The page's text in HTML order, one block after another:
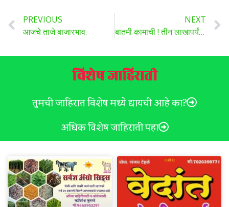
PREVIOUS
आजचे ताजे बाजारभाव.
NEXT
बातमी कामाची ! तीन लाखापर्यंतचे कर्ज आता फक्त चार टक्के व्याज दराने मिळेल, के सी सी साठी असा करा अर्ज..
विशेष जाहिराती
तुमची जाहिरात विशेष मध्ये द्यायची आहे का?
अधिक विशेष जाहिराती पहा